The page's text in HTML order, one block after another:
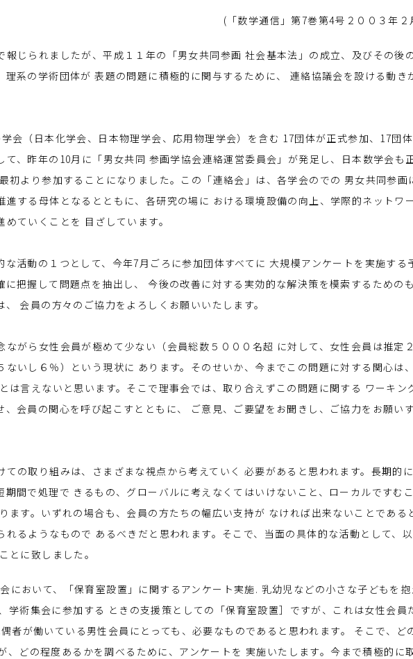
(「数学通信」第7巻第4号２００３年２
報じられましたが、平成１１年の「男女共同参画 社会基本法」の成立、及びその後
理系の学術団体が 表題の問題に積極的に関与するために、 連絡協議会を設ける動き
会（日本化学会、日本物理学会、応用物理学会）を含む 17団体が正式参加、17団
て、昨年の10月に「男女共同 参画学協会連絡運営委員会」が発足し、日本数学会も
初より参加することになりました。この「連絡会」は、各学会のでの 男女共同参画
進する母体となるとともに、各研究の場に おける環境設備の向上、学際的ネットワー
ていくことを 目ざしています。
な活動の１つとして、今年7月ごろに参加団体すべてに 大規模アンケートを実施する
に把握して問題点を抽出し、 今後の改善に対する実効的な解決策を模索するためのも
、 会員の方々のご協力をよろしくお願いいたします。
ながら女性会員が極めて少ない（会員総数５０００名超 に対して、女性会員は推定２
ないし６％）という現状に あります。そのせいか、今までこの問題に対する関心は、
は言えないと思います。そこで理事会では、取り合えずこの問題に関する ワーキン
、会員の関心を呼び起こすとともに、 ご意見、ご要望をお聞きし、ご協力をお願い
ての取り組みは、さまざまな視点から考えていく 必要があると思われます。長期的に
期間で処理で きるもの、グローバルに考えなくてはいけないこと、ローカルですむこ
ます。いずれの場合も、会員の方たちの幅広い支持が なければ出来ないことである
れるようなもので あるべきだと思われます。そこで、当面の具体的な活動として、
とに致しました。
において、「保育室設置」に関するアンケート実施. 乳幼児などの小さな子どもを抱
学術集会に参加する ときの支援策としての「保育室設置］ですが、これは女性会員
者が働いている男性会員にとっても、必要なものであると思われます。 そこで、ど
、どの程度あるかを調べるために、アンケートを 実施いたします。今まで積極的に